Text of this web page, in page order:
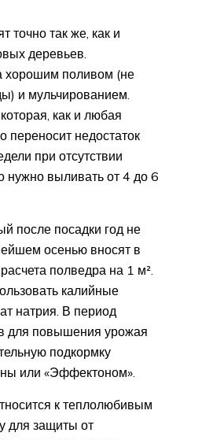
точно так же, как и
деревьев.
хорошим поливом (не
и мульчированием.
как и любая
переносит недостаток
при отсутствии
нужно выливать от 4 до 6
после посадки год не
осенью вносят в
полведра на 1 м².
калийные
натрия. В период
для повышения урожая
подкормку
или «Эффектоном».
к теплолюбивым
для защиты от